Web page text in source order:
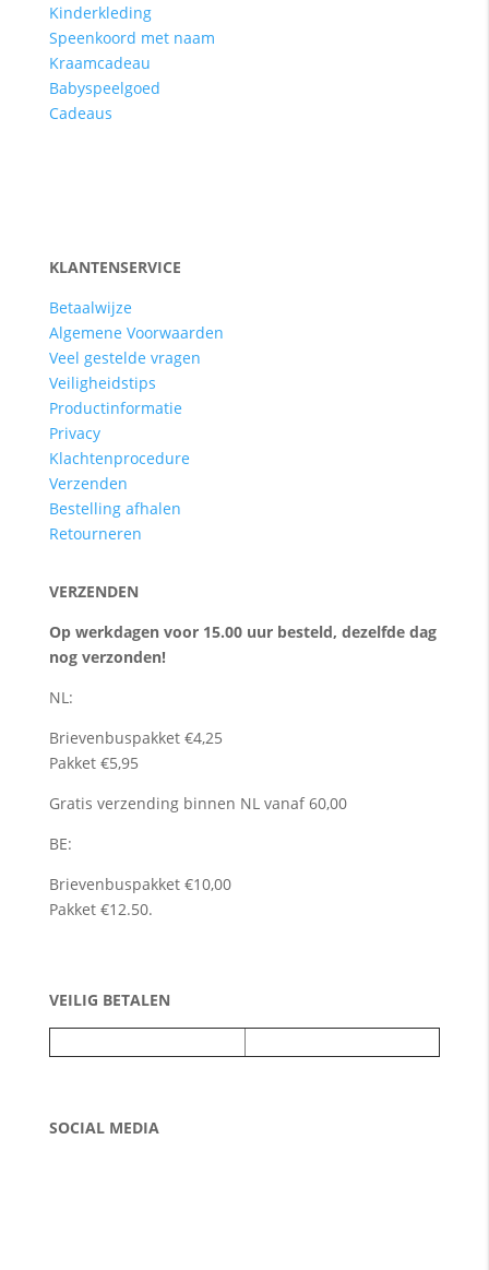
Kinderkleding
Speenkoord met naam
Kraamcadeau
Babyspeelgoed
Cadeaus
KLANTENSERVICE
Betaalwijze
Algemene Voorwaarden
Veel gestelde vragen
Veiligheidstips
Productinformatie
Privacy
Klachtenprocedure
Verzenden
Bestelling afhalen
Retourneren
VERZENDEN
Op werkdagen voor 15.00 uur besteld, dezelfde dag
nog verzonden!
NL:
Brievenbuspakket €4,25
Pakket €5,95
Gratis verzending binnen NL vanaf 60,00
BE:
Brievenbuspakket €10,00
Pakket €12.50.
VEILIG BETALEN
SOCIAL MEDIA